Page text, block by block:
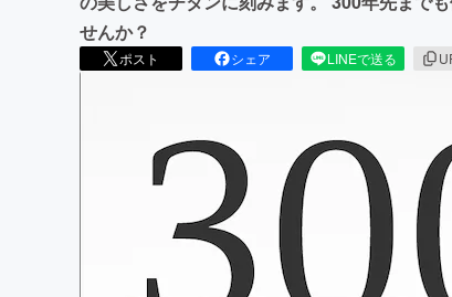
せんか？
ポスト シェア LINEで送る